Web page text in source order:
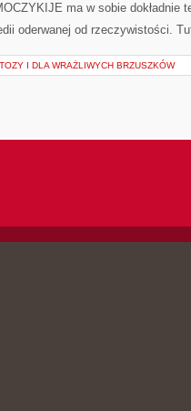
ma w sobie dokładnie
oderwanej od rzeczywistości.
I DLA WRAŻLIWYCH BRZUSZKÓW